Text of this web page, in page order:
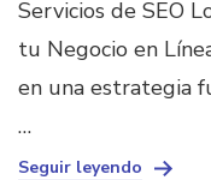
Servicios de SEO
tu Negocio en
en una estrategia
…
Seguir leyendo